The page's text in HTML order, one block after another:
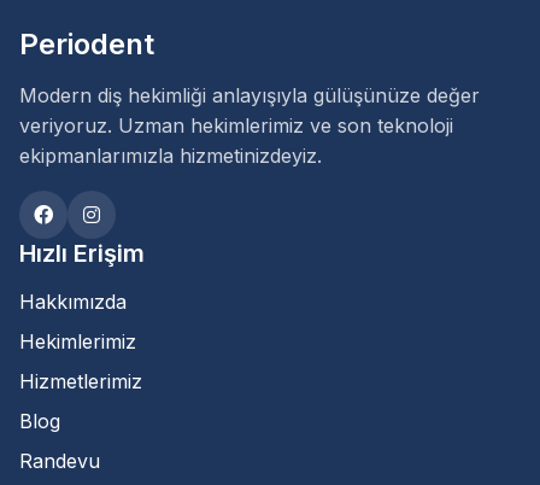
Periodent
Modern diş hekimliği anlayışıyla gülüşünüze değer
veriyoruz. Uzman hekimlerimiz ve son teknoloji
ekipmanlarımızla hizmetinizdeyiz.
Hızlı Erişim
Hakkımızda
Hekimlerimiz
Hizmetlerimiz
Blog
Randevu